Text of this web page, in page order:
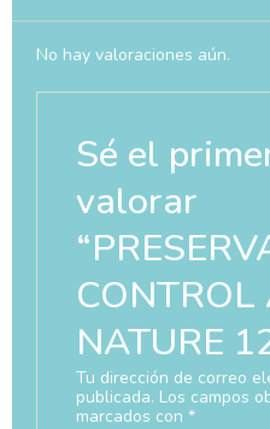
No hay valoraciones aún.
Sé el
valorar
NATURE
Tu dirección de correo
publicada. Los campos
marcados con *